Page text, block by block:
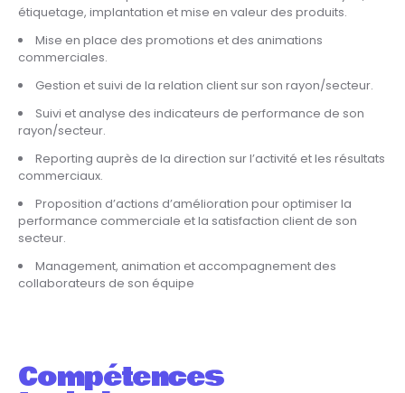
étiquetage, implantation et mise en valeur des produits.
Mise en place des promotions et des animations
commerciales.
Gestion et suivi de la relation client sur son rayon/secteur.
Suivi et analyse des indicateurs de performance de son
rayon/secteur.
Reporting auprès de la direction sur l’activité et les résultats
commerciaux.
Proposition d’actions d’amélioration pour optimiser la
performance commerciale et la satisfaction client de son
secteur.
Management, animation et accompagnement des
collaborateurs de son équipe
Compétences